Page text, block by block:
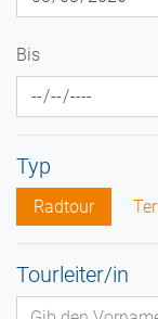
Bis
Typ
Radtour
Tourleiter/in